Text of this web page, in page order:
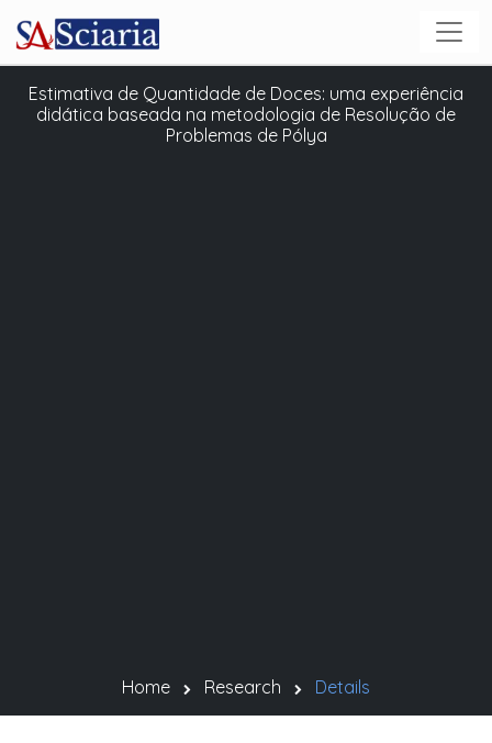
Estimativa de Quantidade de Doces: uma experiência
didática baseada na metodologia de Resolução de
Problemas de Pólya
Home Research Details